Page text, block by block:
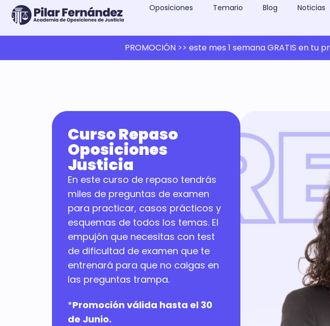
Oposiciones Temario Blog Noticias
PROMOCIÓN >> este mes 1 semana GRATIS en
Curso Repaso
Oposiciones
Justicia
En este curso de repaso tendrás
miles de preguntas de examen
para practicar, casos prácticos y
esquemas de todos los temas. El
empujón que necesitas con test
de dificultad de examen que te
entrenará para que no caigas en
las preguntas trampa.
*Promoción válida hasta el 30
de Junio.